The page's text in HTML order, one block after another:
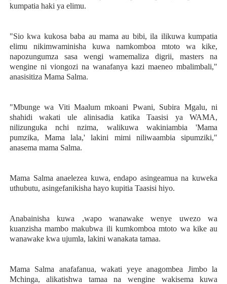
kumpatia haki ya elimu.
"Sio kwa kukosa baba au mama au bibi, ila ilikuwa kumpatia
elimu nikimwaminisha kuwa namkomboa mtoto wa kike,
napozungumza sasa wengi wamemaliza digrii, masters na
wengine ni viongozi na wanafanya kazi maeneo mbalimbali,"
anasisitiza Mama Salma.
"Mbunge wa Viti Maalum mkoani Pwani, Subira Mgalu, ni
shahidi wakati ule alinisadia katika Taasisi ya WAMA,
nilizunguka nchi nzima, walikuwa wakiniambia 'Mama
pumzika, Mama lala,' lakini mimi niliwaambia sipumziki,"
anasema mama Salma.
Mama Salma anaelezea kuwa, endapo asingeamua na kuweka
uthubutu, asingefanikisha hayo kupitia Taasisi hiyo.
Anabainisha kuwa ,wapo wanawake wenye uwezo wa
kuanzisha mambo makubwa ili kumkomboa mtoto wa kike au
wanawake kwa ujumla, lakini wanakata tamaa.
Mama Salma anafafanua, wakati yeye anagombea Jimbo la
Mchinga, alikatishwa tamaa na wengine wakisema kuwa